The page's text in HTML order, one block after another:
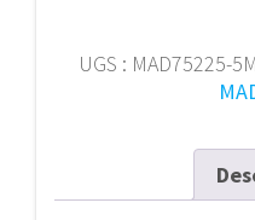
mmUGS : MAD75225-